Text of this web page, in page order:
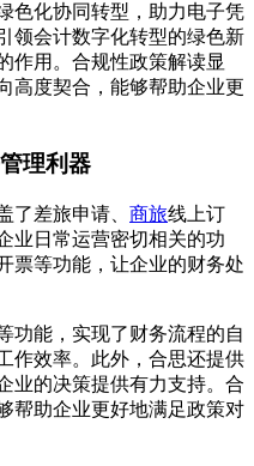
色化协同转型，助力电子凭
领会计数字化转型的绿色新
作用。合规性政策解读显
高度契合，能够帮助企业更
理利器
了差旅申请、 商旅线上订
业日常运营密切相关的功
票等功能，让企业的财务处
功能，实现了财务流程的自
作效率。此外，合思还提供
业的决策提供有力支持。合
帮助企业更好地满足政策对